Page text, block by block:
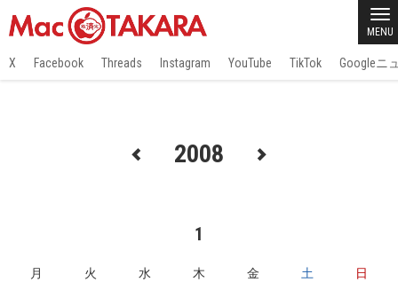
MENU
X Facebook Threads Instagram YouTube TikTok Googleニ
2008
1
月 火 水 木 金 土
日